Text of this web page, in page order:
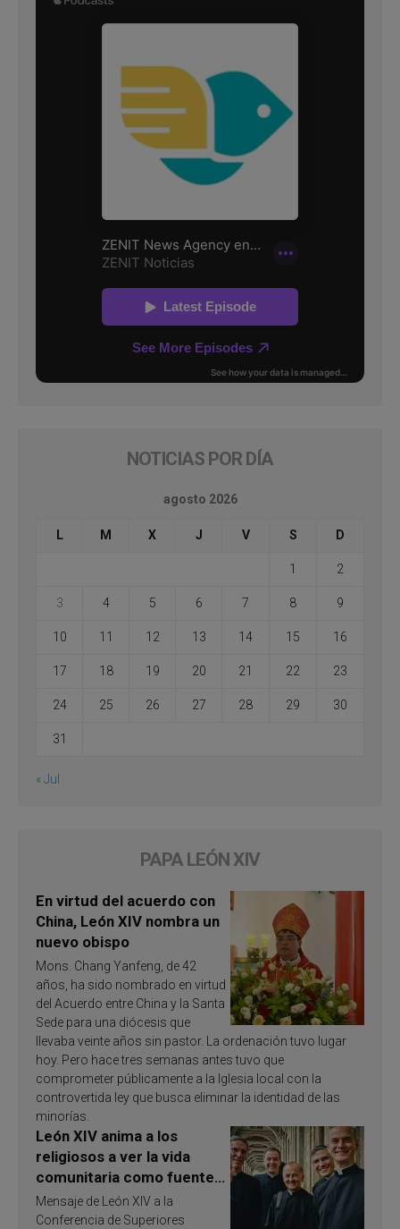
NOTICIAS POR DÍA
agosto 2026
L M X J V S D
1 2
3 4 5 6 7 8 9
10 11 12 13 14 15 16
17 18 19 20 21 22 23
24 25 26 27 28 29 30
31
« Jul
PAPA LEÓN XIV
En virtud del acuerdo con
China, León XIV nombra un
nuevo obispo
Mons. Chang Yanfeng, de 42
años, ha sido nombrado en virtud
del Acuerdo entre China y la Santa
Sede para una diócesis que
llevaba veinte años sin pastor. La ordenación tuvo lugar
hoy. Pero hace tres semanas antes tuvo que
comprometer públicamente a la Iglesia local con la
controvertida ley que busca eliminar la identidad de las
minorías.
León XIV anima a los
religiosos a ver la vida
comunitaria como fuente
de inspiración y
santificación
Mensaje de León XIV a la
Conferencia de Superiores